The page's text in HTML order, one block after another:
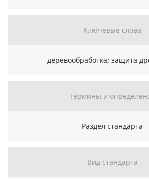
Ключевые слова
деревообработка; защита
Термины и
Раздел стандарта
Вид стандарта